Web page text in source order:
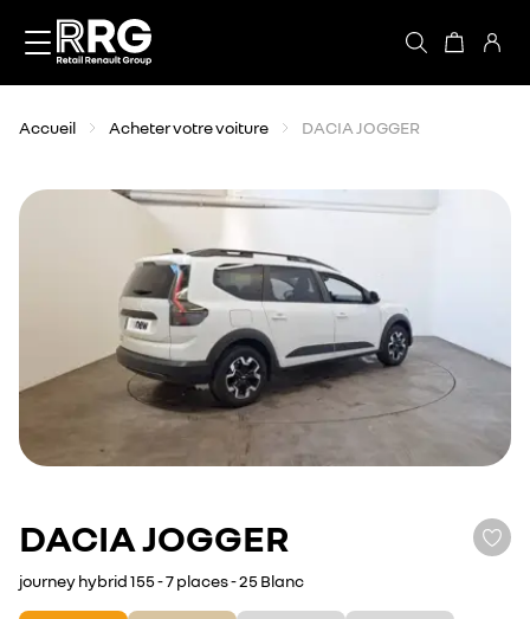
Accueil Acheter votre voiture DACIA JOGGER
DACIAJOGGER
journey hybrid 155 - 7 places - 25 Blanc